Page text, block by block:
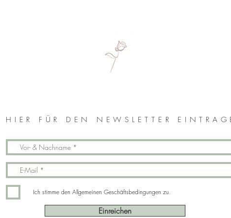
HIER FÜR DEN NEWSLETTER
Ich stimme den Allgemeinen Geschäftsbedingungen zu.
Einreichen